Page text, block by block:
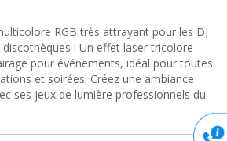
RGB très attrayant pour les DJ
! Un effet laser tricolore
pour événements, idéal pour toutes
et soirées. Créez une ambiance
ses jeux de lumière professionnels du